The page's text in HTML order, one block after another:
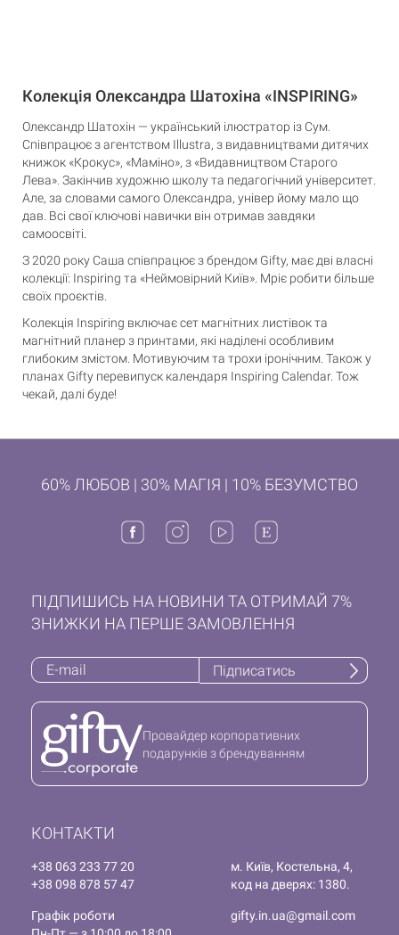
Колекція Олександра Шатохіна «INSPIRING»
Олександр Шатохін — український ілюстратор із Сум.
Співпрацює з агентством Illustra, з видавництвами дитячих
книжок «Крокус», «Maмiно», з «Видавництвом Старого
Лева». Закінчив художню школу та педагогічний університет.
Але, за словами самого Олександра, універ йому мало що
дав. Всі свої ключові навички він отримав завдяки
самоосвіті.
З 2020 року Саша співпрацює з брендом Gifty, має дві власні
колекції: Inspiring та «Неймовірний Київ». Мріє робити більше
своїх проєктів.
Колекція Inspiring включає сет магнітних листівок та
магнітний планер з принтами, які наділені особливим
глибоким змістом. Мотивуючим та трохи іронічним. Також у
планах Gifty перевипуск календаря Inspiring Calendar. Тож
чекай, далі буде!
60% ЛЮБОВ | 30% МАГІЯ | 10% БЕЗУМСТВО
КОНТАКТИ
+38 063 233 77 20
+38 098 878 57 47
м. Київ, Костельна, 4,
код на дверях: 1380.
Графік роботи
gifty.in.ua@gmail.com
ПІДПИШИСЬ НА НОВИНИ ТА ОТРИМАЙ 7%
ЗНИЖКИ НА ПЕРШЕ ЗАМОВЛЕННЯ
Підписатись
Провайдер корпоративних
подарунків з брендуванням